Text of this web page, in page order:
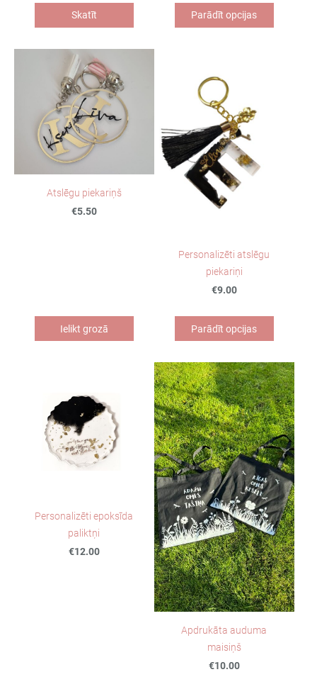
Skatīt Parādīt opcijas
Atslēgu piekariņš
€5.50
Ielikt grozā
Personalizēti atslēgu
piekariņi
€9.00
Parādīt opcijas
Personalizēti epoksīda
paliktņi
€12.00
Apdrukāta auduma
maisiņš
€10.00